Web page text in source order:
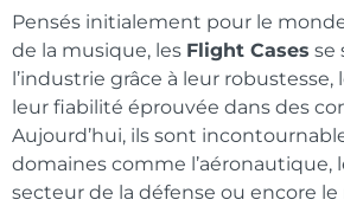
Pensés initialement pour le
de la musique, les Flight Cases se
l’industrie grâce à leur
leur fiabilité éprouvée dans des
Aujourd’hui, ils sont
domaines comme l’aéronautique,
secteur de la défense ou encore le